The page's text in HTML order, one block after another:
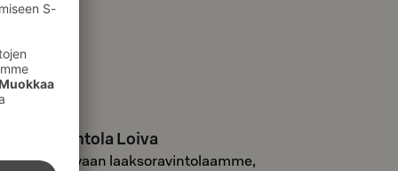
Laaksoravintola Loiva
oivaan laaksoravintolaamme,